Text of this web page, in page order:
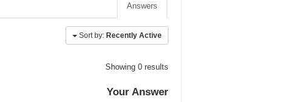
Answers
Sort by: Recently Active
Showing 0 results
Your Answer